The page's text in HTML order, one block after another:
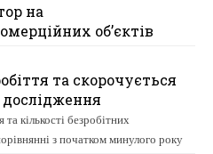
на
об’єктів
та скорочується
дослідження
кількості безробітних
з початком минулого року